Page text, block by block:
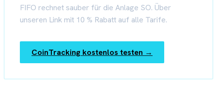
FIFO rechnet sauber für die Anlage SO. Über
unseren Link mit 10 % Rabatt auf alle Tarife.
CoinTracking kostenlos testen →